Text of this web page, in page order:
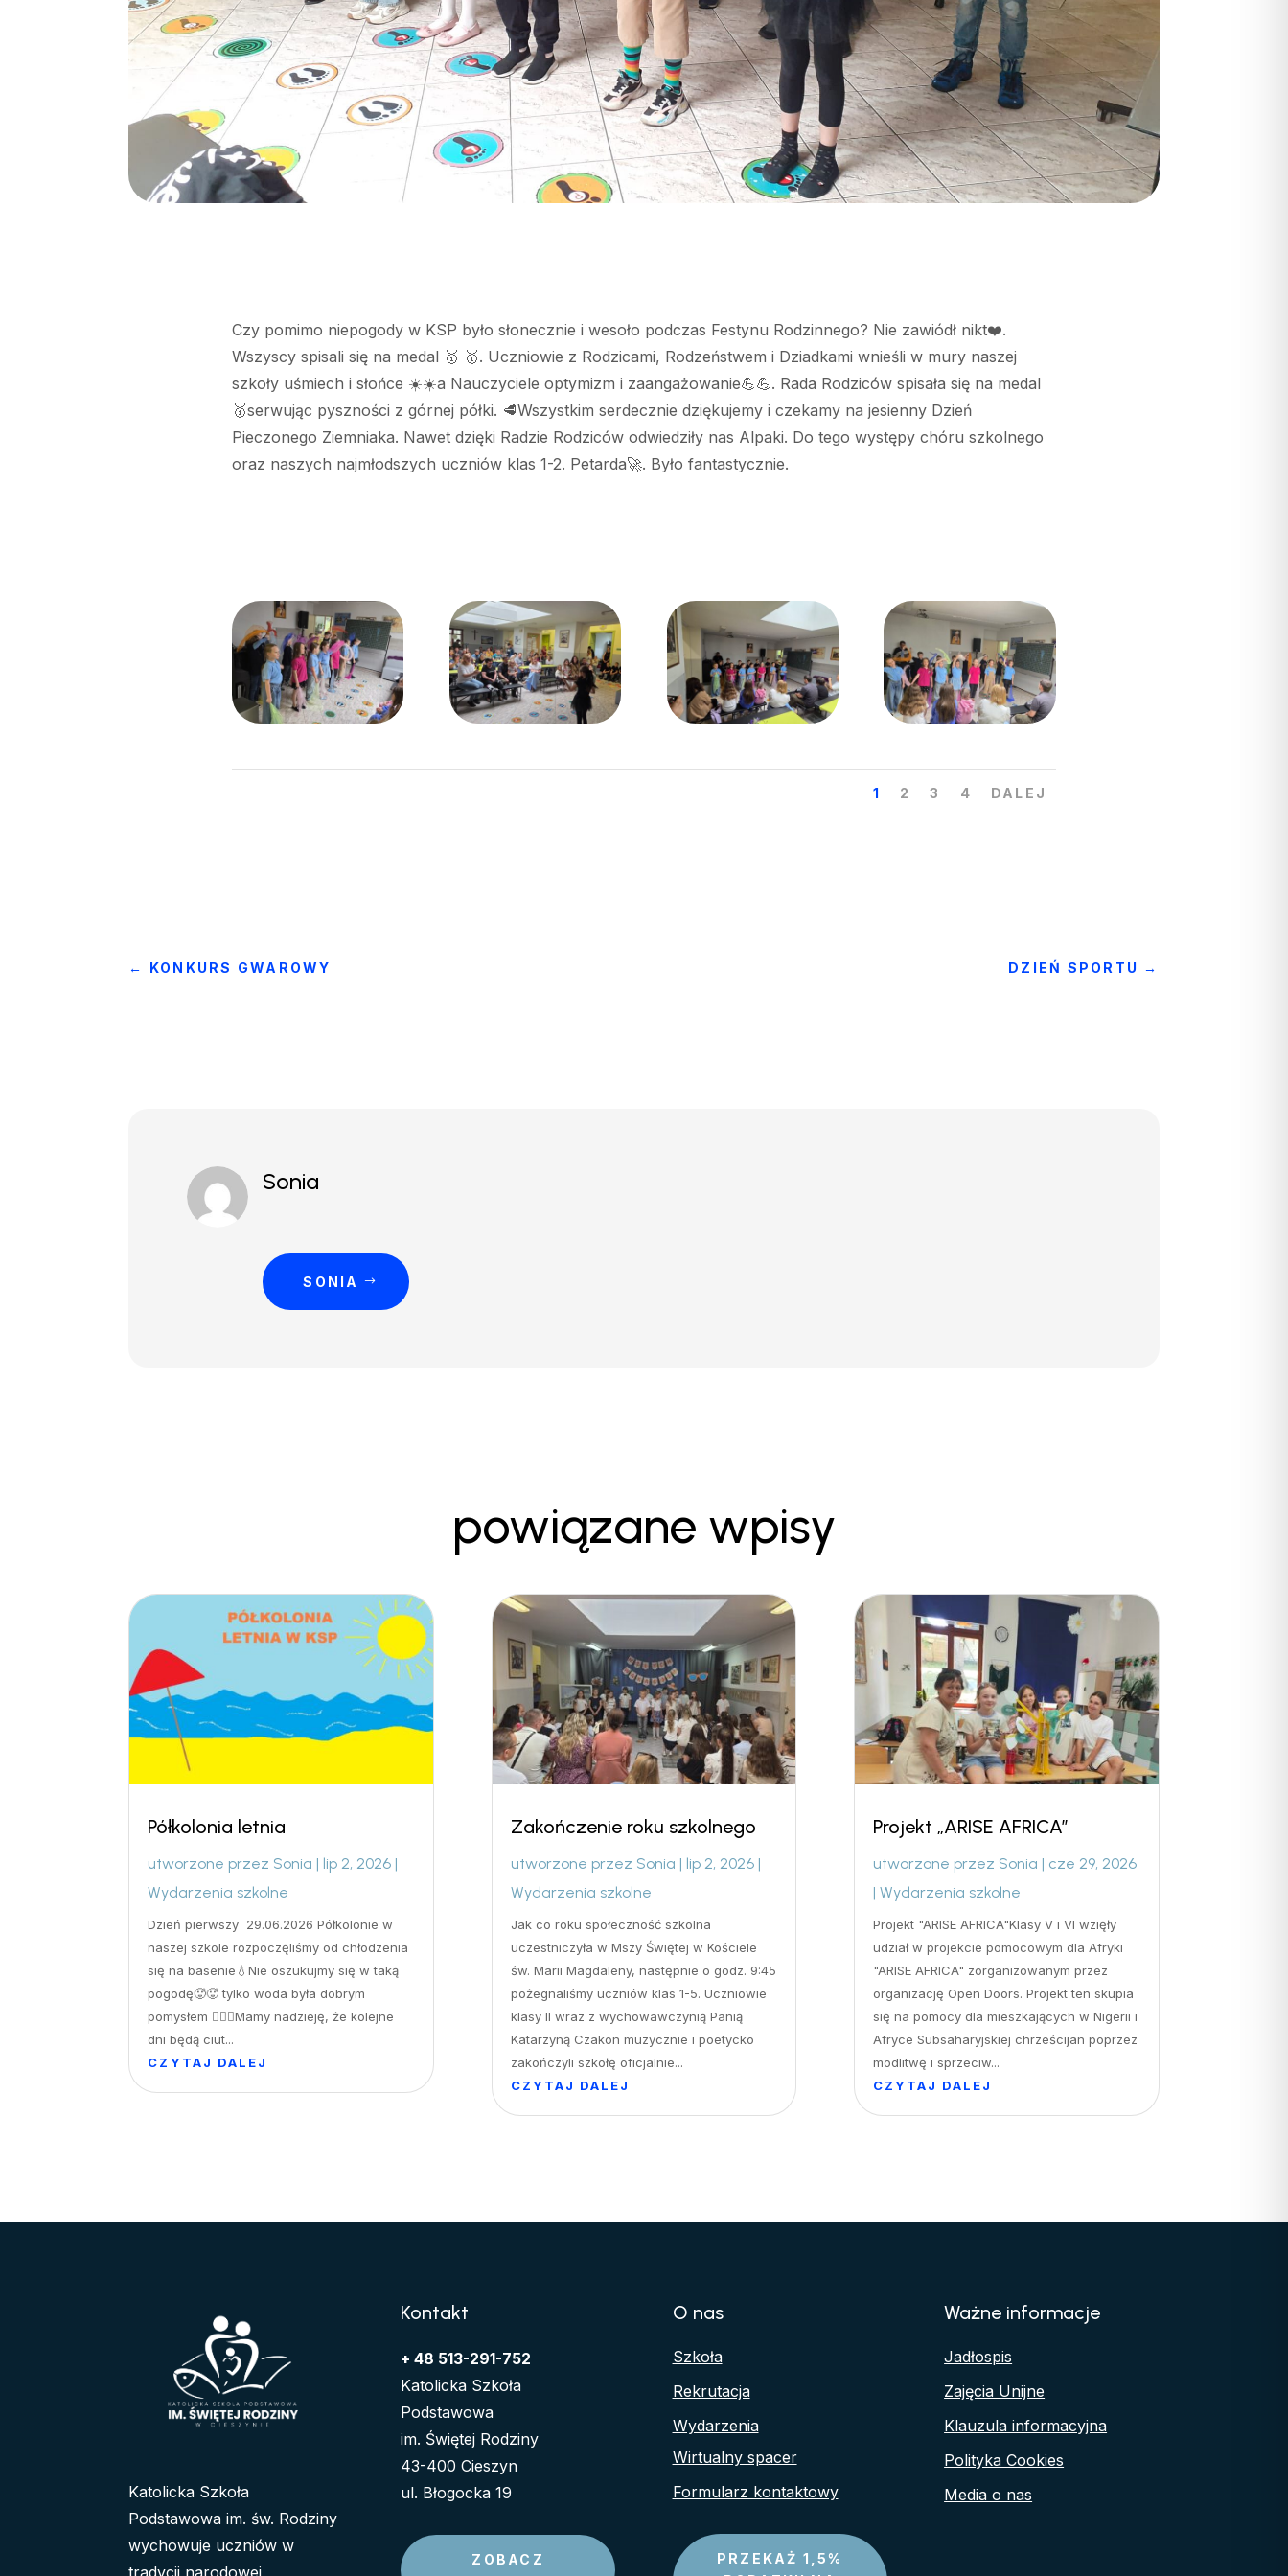
Czy pomimo niepogody w KSP było słonecznie i wesoło podczas Festynu Rodzinnego? Nie zawiódł nikt❤️.
Wszyscy spisali się na medal 🥇 🥇. Uczniowie z Rodzicami, Rodzeństwem i Dziadkami wnieśli w mury naszej
szkoły uśmiech i słońce ☀️☀️a Nauczyciele optymizm i zaangażowanie💪💪. Rada Rodziców spisała się na medal
🥇serwując pyszności z górnej półki. 🥩Wszystkim serdecznie dziękujemy i czekamy na jesienny Dzień
Pieczonego Ziemniaka. Nawet dzięki Radzie Rodziców odwiedziły nas Alpaki. Do tego występy chóru szkolnego
oraz naszych najmłodszych uczniów klas 1-2. Petarda🚀. Było fantastycznie.
1 2 3 4 DALEJ
← KONKURS GWAROWY DZIEŃ SPORTU →
Sonia
SONIA
powiązane wpisy
Półkolonia letnia
utworzone przez Sonia | lip 2, 2026 |
Wydarzenia szkolne
Dzień pierwszy 29.06.2026 Półkolonie w
naszej szkole rozpoczęliśmy od chłodzenia
się na basenie💧Nie oszukujmy się w taką
pogodę🥵🥵 tylko woda była dobrym
pomysłem 🏊‍♀️🤽Mamy nadzieję, że kolejne
dni będą ciut...
CZYTAJ DALEJ
Zakończenie roku szkolnego
utworzone przez Sonia | lip 2, 2026|
Wydarzenia szkolne
Jak co roku społeczność szkolna
uczestniczyła w Mszy Świętej w Kościele
św. Marii Magdaleny, następnie o godz. 9:45
pożegnaliśmy uczniów klas 1-5. Uczniowie
klasy II wraz z wychowawczynią Panią
Katarzyną Czakon muzycznie i poetycko
zakończyli szkołę oficjalnie...
CZYTAJ DALEJ
Projekt „ARISE AFRICA”
utworzone przez Sonia | cze 29, 2026
| Wydarzenia szkolne
Projekt "ARISE AFRICA"Klasy V i VI wzięły
udział w projekcie pomocowym dla Afryki
"ARISE AFRICA" zorganizowanym przez
organizację Open Doors. Projekt ten skupia
się na pomocy dla mieszkających w Nigerii i
Afryce Subsaharyjskiej chrześcijan poprzez
modlitwę i sprzeciw...
CZYTAJ DALEJ
Katolicka Szkoła
Podstawowa im. św. Rodziny
wychowuje uczniów w
tradycji narodowej,
Kontakt
+ 48 513-291-752
Katolicka Szkoła
Podstawowa
im. Świętej Rodziny
43-400 Cieszyn
ul. Błogocka 19
ZOBACZ
O nas
Szkoła
Rekrutacja
Wydarzenia
Wirtualny spacer
Formularz kontaktowy
PRZEKAŻ 1,5%
Ważne informacje
Jadłospis
Zajęcia Unijne
Klauzula informacyjna
Polityka Cookies
Media o nas